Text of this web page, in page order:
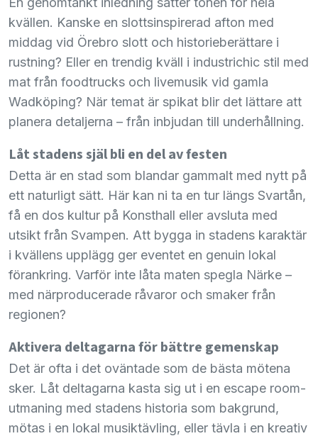
kvällen. Kanske en slottsinspirerad afton med
middag vid Örebro slott och historieberättare i
rustning? Eller en trendig kväll i industrichic stil med
mat från foodtrucks och livemusik vid gamla
Wadköping? När temat är spikat blir det lättare att
planera detaljerna – från inbjudan till underhållning.
Låt stadens själ bli en del av festen
Detta är en stad som blandar gammalt med nytt på
ett naturligt sätt. Här kan ni ta en tur längs Svartån,
få en dos kultur på Konsthall eller avsluta med
utsikt från Svampen. Att bygga in stadens karaktär
i kvällens upplägg ger eventet en genuin lokal
förankring. Varför inte låta maten spegla Närke –
med närproducerade råvaror och smaker från
regionen?
Aktivera deltagarna för bättre gemenskap
Det är ofta i det oväntade som de bästa mötena
sker. Låt deltagarna kasta sig ut i en escape room-
utmaning med stadens historia som bakgrund,
mötas i en lokal musiktävling, eller tävla i en kreativ